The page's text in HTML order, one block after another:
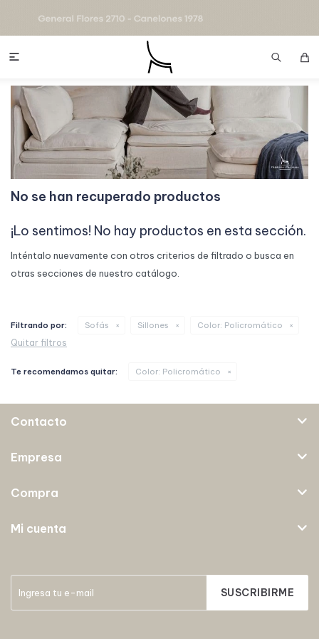

No se han recuperado productos
¡Lo sentimos! No hay productos en esta sección.
Inténtalo nuevamente con otros criterios de filtrado o busca en
otras secciones de nuestro catálogo.
Filtrando por: Sofás Sillones Color: Policromático
Quitar filtros
Te recomendamos quitar: Color: Policromático
SUSCRIBIRME
Contacto
Empresa
Compra
Mi cuenta